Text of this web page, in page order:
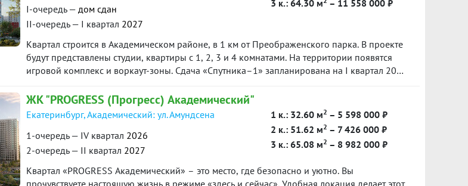
I-очередь — дом сдан
II-очередь — I квартал 2027
3 к.: 64.30 м – 11 558 000 ₽
Квартал строится в Академическом районе, в 1 км от Преображенского парка. В проекте
будут представлены студии, квартиры с 1, 2, 3 и 4 комнатами. На территории появятся
игровой комплекс и воркаут-зоны. Сдача «Спутника–1» запланирована на I квартал 2025
ЖК "PROGRESS (Прогресс) Академический"
Екатеринбург, Академический: ул. Амундсена
1-очередь — IV квартал 2026
2-очередь — II квартал 2027
1 к.: 32.60 м2 – 5 598 000 ₽
2 к.: 51.62 м2 – 7 426 000 ₽
3 к.: 65.08 м2 – 8 982 000 ₽
Квартал «PROGRESS Академический» – это место, где безопасно и уютно. Вы
прочувствуете настоящую жизнь в режиме «здесь и сейчас». Удобная локация делает этот